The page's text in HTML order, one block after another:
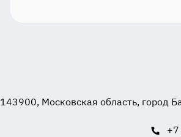
143900, Московская область, город